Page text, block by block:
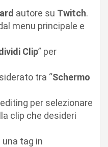
autore su Twitch.
menu principale e
Clip” per
tra “Schermo
per selezionare
clip che desideri
tag in